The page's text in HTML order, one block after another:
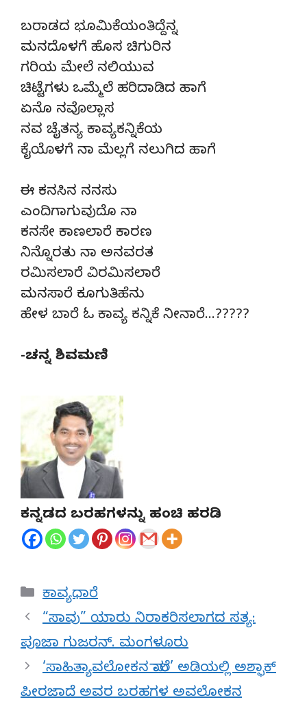
ಬರಾಡದ ಭೂಮಿಕೆಯಂತಿದ್ದೆನ್ನ
ಮನದೊಳಗೆ ಹೊಸ ಚಿಗುರಿನ
ಗರಿಯ ಮೇಲೆ ನಲಿಯುವ
ಚಿಟ್ಟೆಗಳು ಒಮ್ಮೆಲೆ ಹರಿದಾಡಿದ ಹಾಗೆ
ಏನೊ ನವೊಲ್ಲಾಸ
ನವ ಚೈತನ್ಯ ಕಾವ್ಯಕನ್ನಿಕೆಯ
ಕೈಯೊಳಗೆ ನಾ ಮೆಲ್ಲಗೆ ನಲುಗಿದ ಹಾಗೆ
ಈ ಕನಸಿನ ನನಸು
ಎಂದಿಗಾಗುವುದೊ ನಾ
ಕನಸೇ ಕಾಣಲಾರೆ ಕಾರಣ
ನಿನ್ನೊರತು ನಾ ಅನವರತ
ರಮಿಸಲಾರೆ ವಿರಮಿಸಲಾರೆ
ಮನಸಾರೆ ಕೂಗುತಿಹೆನು
ಹೇಳ ಬಾರೆ ಓ ಕಾವ್ಯ ಕನ್ನಿಕೆ ನೀನಾರೆ…?????
-ಚನ್ನ ಶಿವಮಣಿ
ಕನ್ನಡದ ಬರಹಗಳನ್ನು ಹಂಚಿ ಹರಡಿ
Categories
ಕಾವ್ಯಧಾರೆ
“ಸಾವು” ಯಾರು ನಿರಾಕರಿಸಲಾಗದ ಸತ್ಯ:
ಪೂಜಾ ಗುಜರನ್. ಮಂಗಳೂರು
‘ಸಾಹಿತ್ಯಾವಲೋಕನ ಮಾಲೆ’ ಅಡಿಯಲ್ಲಿ ಅಶ್ಫಾಕ್
ಪೀರಜಾದೆ ಅವರ ಬರಹಗಳ ಅವಲೋಕನ